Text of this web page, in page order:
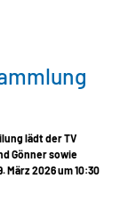
lädt der TV
Gönner sowie
2026 um 10:30